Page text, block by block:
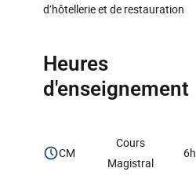
d’hôtellerie et de restauration
Heures
d'enseignement
CM
Cours
Magistral
6h